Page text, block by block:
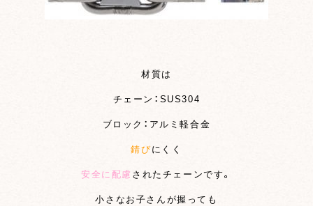
材質は
チェーン：SUS304
ブロック：アルミ軽合金
錆びにくく
安全に配慮 されたチェーンです。
小さなお子さんが握っても